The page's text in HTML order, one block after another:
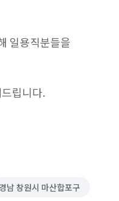
일용직분들을
립니다.
경남 창원시 마산합포구